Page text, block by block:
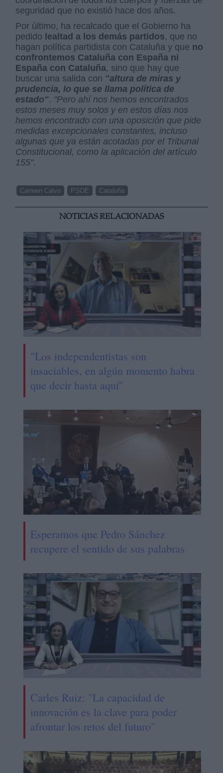
seguridad que no existió hace dos años.
Por último, ha recalcado que el Gobierno ha
pedido lealtad a los demás partidos, que no
hagan política partidista con Cataluña y que no
confrontemos Cataluña con España ni
España con Cataluña, sino que hay que
buscar una salida con "altura de miras y
prudencia, lo que se llama política de
estado". "Pero ahí nos hemos encontrados
estos meses muy solos y en estos días nos
hemos encontrado con una oposición que pide
medidas excepcionales constantes, incluso
algunas que ya están acotadas por el Tribunal
Constitucional, como la aplicación del artículo
155".
Carmen Calvo PSOE Cataluña
NOTICIAS RELACIONADAS
"Los independentistas son
insaciables, en algún momento habra
que decir hasta aquí"
Esperamos que Pedro Sánchez
recupere el sentido de sus palabras
Carles Ruiz: "La capacidad de
innovación es la clave para poder
afrontar los retos del futuro"